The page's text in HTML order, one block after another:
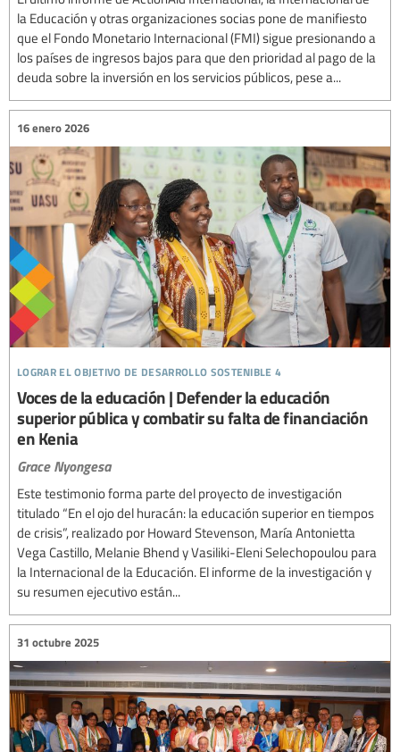
la Educación y otras organizaciones socias pone de manifiesto
que el Fondo Monetario Internacional (FMI) sigue presionando a
los países de ingresos bajos para que den prioridad al pago de la
deuda sobre la inversión en los servicios públicos, pese a...
lograr el objetivo de desarrollo sostenible 4
16 enero 2026
Voces de la educación | Defender la educación
superior pública y combatir su falta de financiación
en Kenia
Grace Nyongesa
Este testimonio forma parte del proyecto de investigación
titulado “En el ojo del huracán: la educación superior en tiempos
de crisis”, realizado por Howard Stevenson, María Antonietta
Vega Castillo, Melanie Bhend y Vasiliki-Eleni Selechopoulou para
la Internacional de la Educación. El informe de la investigación y
su resumen ejecutivo están...
31 octubre 2025